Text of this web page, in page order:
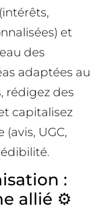
et
des
adaptées au
rédigez des
capitalisez
UGC,
:
allié ⚙️